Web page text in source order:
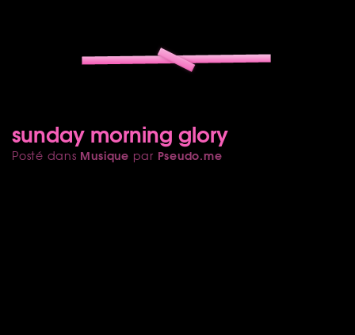
sunday morning glory
Posté dans Musique par Pseudo.me